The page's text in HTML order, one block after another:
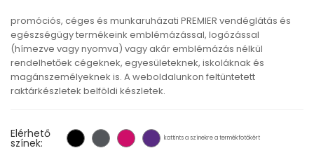
promóciós, céges és munkaruházati PREMIER vendéglátás és
egészségügy termékeink emblémázással, logózással
(hímezve vagy nyomva) vagy akár emblémázás nélkül
rendelhetőek cégeknek, egyesületeknek, iskoláknak és
magánszemélyeknek is. A weboldalunkon feltüntetett
raktárkészletek belföldi készletek.
Elérhető
színek: kattints a színekre a termékfotókért